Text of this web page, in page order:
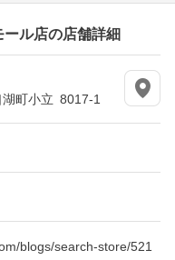
ル店の店舗詳細
町小立 8017-1
blogs/search-store/521